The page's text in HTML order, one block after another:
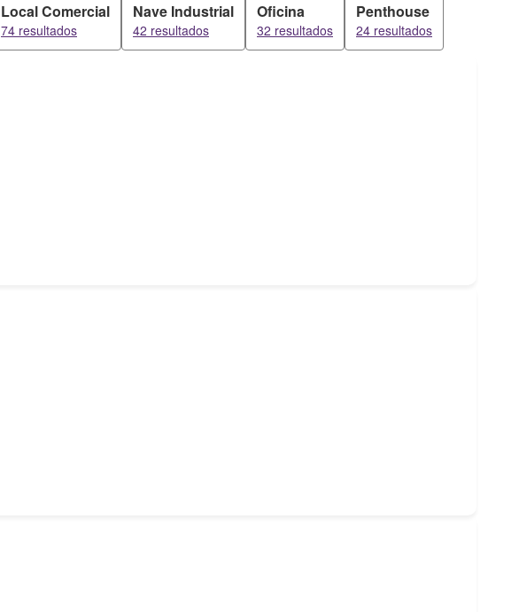
Local Comercial
74 resultados
Nave Industrial
42 resultados
Oficina
32 resultados
Penthouse
24 resultados